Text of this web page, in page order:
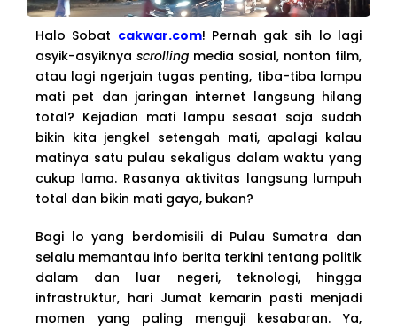
Halo Sobat cakwar.com! Pernah gak sih lo lagi
asyik-asyiknya scrolling media sosial, nonton film,
atau lagi ngerjain tugas penting, tiba-tiba lampu
mati pet dan jaringan internet langsung hilang
total? Kejadian mati lampu sesaat saja sudah
bikin kita jengkel setengah mati, apalagi kalau
matinya satu pulau sekaligus dalam waktu yang
cukup lama. Rasanya aktivitas langsung lumpuh
total dan bikin mati gaya, bukan?
Bagi lo yang berdomisili di Pulau Sumatra dan
selalu memantau info berita terkini tentang politik
dalam dan luar negeri, teknologi, hingga
infrastruktur, hari Jumat kemarin pasti menjadi
momen yang paling menguji kesabaran. Ya,